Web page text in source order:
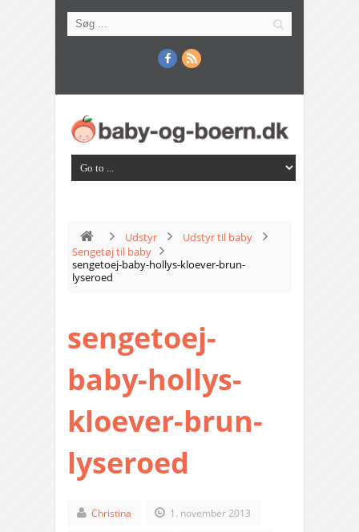
Udstyr
Udstyr til baby
Sengetøj til baby
sengetoej-baby-hollys-kloever-brun-
lyseroed
sengetoej-
baby-hollys-
kloever-brun-
lyseroed
Christina 1. november 2013